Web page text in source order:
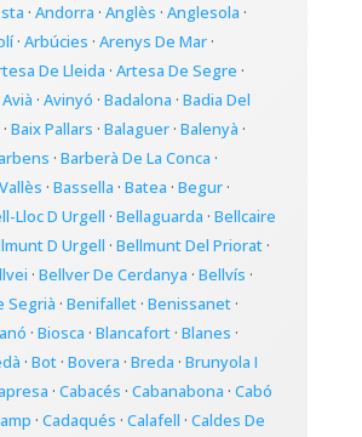
· Andorra · Anglès · Anglesola ·
· Arbúcies · Arenys De Mar·
De Lleida · Artesa De Segre ·
Avià · Avinyó · Badalona · Badia Del
· Baix Pallars · Balaguer· Balenyà ·
· Barberà De La Conca ·
· Bassella · Batea · Begur·
Lloc D Urgell · Bellaguarda · Bellcaire
D Urgell · Bellmunt Del Priorat·
· Bellver De Cerdanya · Bellvís ·
Segrià · Benifallet· Benissanet·
· Biosca · Blancafort· Blanes ·
· Bot· Bovera · Breda · Brunyola I
· Cabacés · Cabanabona · Cabó
· Cadaqués · Calafell · Caldes De